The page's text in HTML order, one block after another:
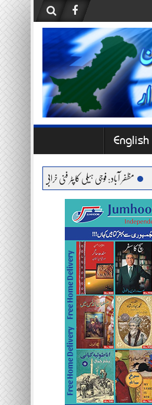
English
مظفر آباد: فوجی ہیلی کاپٹر فنی خرابی کے باعث حادثے کا